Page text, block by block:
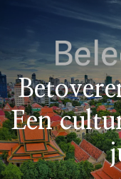
Een